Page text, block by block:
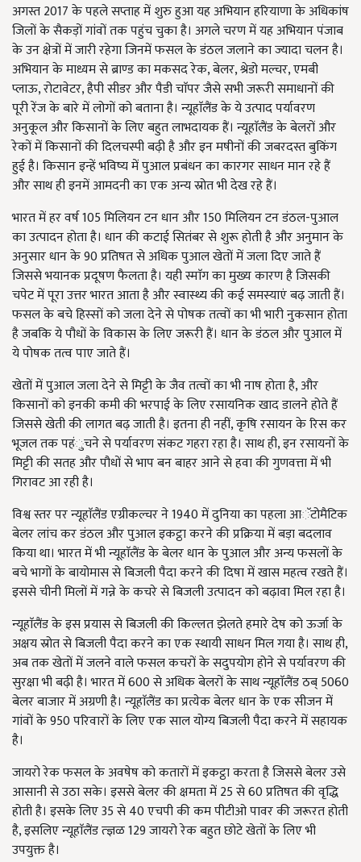
अगस्त 2017 के पहले सप्ताह में शुरु हुआ यह अभियान हरियाणा के अधिकांष
जिलों के सैकड़ों गांवों तक पहुंच चुका है। अगले चरण में यह अभियान पंजाब
के उन क्षेत्रों में जारी रहेगा जिनमें फसल के डंठल जलाने का ज्यादा चलन है।
अभियान के माध्यम से ब्राण्ड का मकसद रेक, बेलर, श्रेडो मल्चर, एमबी
प्लाऊ, रोटावेटर, हैपी सीडर और पैडी चाॅपर जैसे सभी जरूरी समाधानों की
पूरी रेंज के बारे में लोगों को बताना है। न्यूहाॅलैंड के ये उत्पाद पर्यावरण
अनुकूल और किसानों के लिए बहुत लाभदायक हैं। न्यूहाॅलैंड के बेलरों और
रेकों में किसानों की दिलचस्पी बढ़ी है और इन मषीनों की जबरदस्त बुकिंग
हुई है। किसान इन्हें भविष्य में पुआल प्रबंधन का कारगर साधन मान रहे हैं
और साथ ही इनमें आमदनी का एक अन्य स्रोत भी देख रहे हैं।
भारत में हर वर्ष 105 मिलियन टन धान और 150 मिलियन टन डंठल-पुआल
का उत्पादन होता है। धान की कटाई सितंबर से शुरू होती है और अनुमान के
अनुसार धान के 90 प्रतिषत से अधिक पुआल खेतों में जला दिए जाते हैं
जिससे भयानक प्रदूषण फैलता है। यही स्माॅग का मुख्य कारण है जिसकी
चपेट में पूरा उत्तर भारत आता है और स्वास्थ्य की कई समस्याएं बढ़ जाती हैं।
फसल के बचे हिस्सों को जला देने से पोषक तत्वों का भी भारी नुकसान होता
है जबकि ये पौधों के विकास के लिए जरूरी हैं। धान के डंठल और पुआल में
ये पोषक तत्व पाए जाते हैं।
खेतों में पुआल जला देने से मिट्टी के जैव तत्वों का भी नाष होता है, और
किसानों को इनकी कमी की भरपाई के लिए रसायनिक खाद डालने होते हैं
जिससे खेती की लागत बढ़ जाती है। इतना ही नहीं, कृषि रसायन के रिस कर
भूजल तक पहंुचने से पर्यावरण संकट गहरा रहा है। साथ ही, इन रसायनों के
मिट्टी की सतह और पौधों से भाप बन बाहर आने से हवा की गुणवत्ता में भी
गिरावट आ रही है।
विश्व स्तर पर न्यूहाॅलैंड एग्रीकल्चर ने 1940 में दुनिया का पहला आॅटोमैटिक
बेलर लांच कर डंठल और पुआल इकट्ठा करने की प्रक्रिया में बड़ा बदलाव
किया था। भारत में भी न्यूहाॅलैंड के बेलर धान के पुआल और अन्य फसलों के
बचे भागों के बायोमास से बिजली पैदा करने की दिषा में खास महत्व रखते हैं।
इससे चीनी मिलों में गन्ने के कचरे से बिजली उत्पादन को बढ़ावा मिल रहा है।
न्यूहाॅलैंड के इस प्रयास से बिजली की किल्लत झेलते हमारे देष को ऊर्जा के
अक्षय स्रोत से बिजली पैदा करने का एक स्थायी साधन मिल गया है। साथ ही,
अब तक खेतों में जलने वाले फसल कचरों के सदुपयोग होने से पर्यावरण की
सुरक्षा भी बढ़ी है। भारत में 600 से अधिक बेलरों के साथ न्यूहाॅलैंड ठब् 5060
बेलर बाजार में अग्रणी है। न्यूहाॅलैंड का प्रत्येक बेलर धान के एक सीजन में
गांवों के 950 परिवारों के लिए एक साल योग्य बिजली पैदा करने में सहायक
है।
जायरो रेक फसल के अवषेष को कतारों में इकट्ठा करता है जिससे बेलर उसे
आसानी से उठा सके। इससे बेलर की क्षमता में 25 से 60 प्रतिषत की वृद्धि
होती है। इसके लिए 35 से 40 एचपी की कम पीटीओ पावर की जरूरत होती
है, इसलिए न्यूहाॅलैंड त्ज्ञळ 129 जायरो रेक बहुत छोटे खेतों के लिए भी
उपयुक्त है।